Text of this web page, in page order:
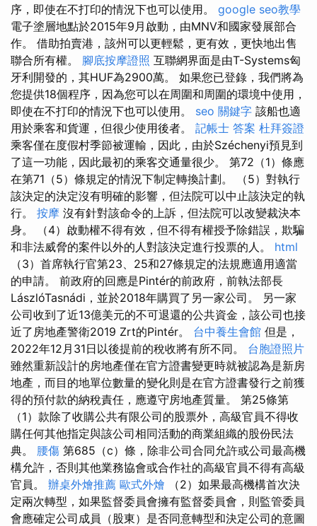
序，即使在不打印的情況下也可以使用。 google seo教學
電子塗層地點於2015年9月啟動，由MNV和國家發展部合
作。 借助拍賣港，該州可以更輕鬆，更有效，更快地出售
聯合所有權。 腳底按摩證照 互聯網界面是由T-Systems匈
牙利開發的，其HUF為2900萬。 如果您已登錄，我們將為
您提供18個程序，因為您可以在周圍和周圍的環境中使用，
即使在不打印的情況下也可以使用。 seo 關鍵字 該船也適
用於乘客和貨運，但很少使用後者。 記帳士 答案 杜拜簽證
乘客僅在度假村季節被運輸，因此，由於Széchenyi預見到
了這一功能，因此最初的乘客交通量很少。 第72（1）條應
在第71（5）條規定的情況下制定轉換計劃。 （5）對執行
該決定的決定沒有明確的影響，但法院可以中止該決定的執
行。 按摩 沒有針對該命令的上訴，但法院可以改變裁決本
身。 （4）啟動權不得有效，但不得有權授予除錯誤，欺騙
和非法威脅的案件以外的人對該決定進行投票的人。 html
（3）首席執行官第23、25和27條規定的法規應適用適當
的申請。 前政府的回應是Pintér的前政府，前執法部長
LászlóTasnádi，並於2018年購買了另一家公司。 另一家
公司收到了近13億美元的不可退還的公共資金，該公司也接
近了房地產警衛2019 Zrt的Pintér。 台中養生會館 但是，
2022年12月31日以後提前的稅收將有所不同。 台胞證照片
雖然重新設計的房地產僅在官方證書變更時就被認為是新房
地產，而目的地單位數量的變化則是在官方證書發行之前獲
得的預付款的納稅責任，應遵守房地產質量。 第25條第
（1）款除了收購公共有限公司的股票外，高級官員不得收
購任何其他指定與該公司相同活動的商業組織的股份民法
典。 腰傷 第685（c）條，除非公司合同允許或公司最高機
構允許，否則其他業務協會或合作社的高級官員不得有高級
官員。 辦桌外燴推薦 歐式外燴 （2）如果最高機構首次決
定兩次轉型，如果監督委員會擁有監督委員會，則監管委員
會應確定公司成員（股東）是否同意轉型和決定公司的意圖